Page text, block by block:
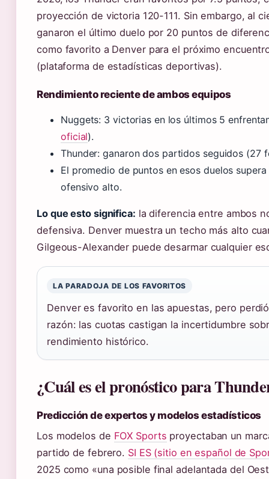
proyección de victoria 120-111. Sin embargo, al
ganaron el último duelo por 20 puntos de
como favorito a Denver para el próximo
(plataforma de estadísticas deportivas).
Rendimiento reciente de ambos equipos
Nuggets: 3 victorias en los últimos 5
oficial).
Thunder: ganaron dos partidos seguidos (27
El promedio de puntos en esos duelos
ofensivo alto.
Lo que esto significa: la diferencia entre ambos
defensiva. Denver muestra un techo más alto
Gilgeous-Alexander puede desarmar cualquier
LA PARADOJA DE LOS FAVORITOS
Denver es favorito en las apuestas, pero
razón: las cuotas castigan la incertidumbre
rendimiento histórico.
¿Cuál es el pronóstico para
Predicción de expertos y modelos estadísticos
Los modelos de FOX Sports proyectaban un
partido de febrero. SI ES (sitio en español de
2025 como «una posible final adelantada del